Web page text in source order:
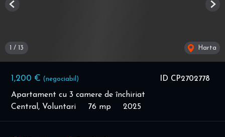
ID CP2702778
1,200 € (negociabil)
Apartament cu 3 camere de închiriat
Central, Voluntari
76 mp 2025
/ 13 Harta
Previous